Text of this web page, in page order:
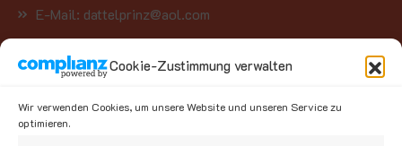
Cookie-Zustimmung verwalten
Wir verwenden Cookies, um unsere Website und unseren Service zu
optimieren.
E-Mail: dattelprinz@aol.com
Kategorien
Kategorie auswählen